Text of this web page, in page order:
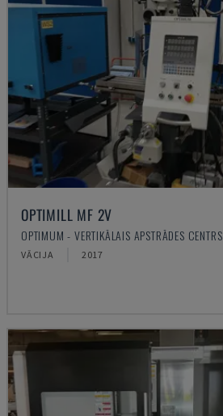
OPTIMILL MF 2V
OPTIMUM - VERTIKĀLAIS APSTRĀDES CENTRS
VĀCIJA 2017